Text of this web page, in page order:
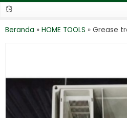
Beranda » HOME TOOLS » Grease